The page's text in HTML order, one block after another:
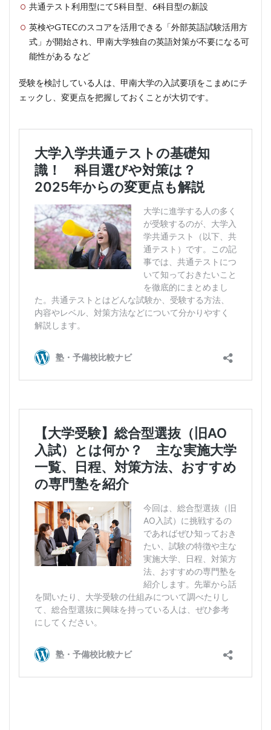
共通テスト利用型にて5科目型、6科目型の新設
英検やGTECのスコアを活用できる「外部英語試験活用方
式」が開始され、甲南大学独自の英語対策が不要になる可
能性がある など
受験を検討している人は、甲南大学の入試要項をこまめにチ
ェックし、変更点を把握しておくことが大切です。